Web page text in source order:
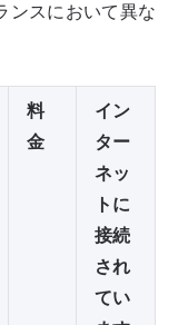
ンスにおいて異な
料
金
イン
ター
ネッ
トに
接続
され
てい